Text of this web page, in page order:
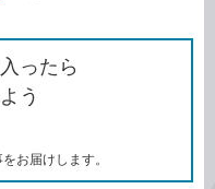
な
ッ
ク
ク
ク
を
コ
ったら
う
お届けします。